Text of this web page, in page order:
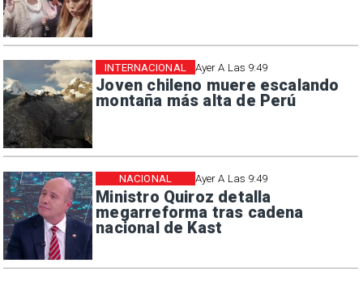
Ayer A Las 9:49
Joven chileno muere escalando
montaña más alta de Perú
INTERNACIONAL
Ayer A Las 9:49
Ministro Quiroz detalla
megarreforma tras cadena
nacional de Kast
NACIONAL